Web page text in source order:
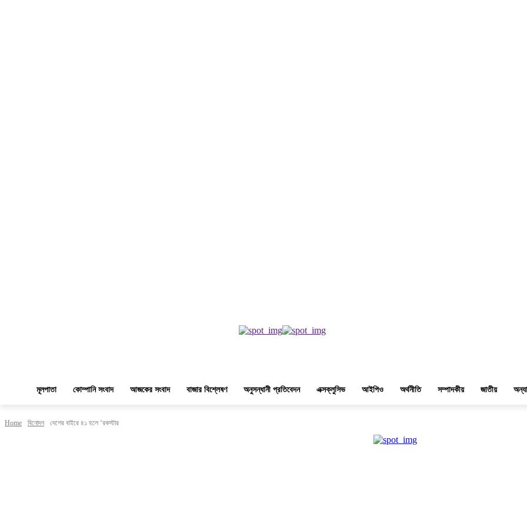
মূলপাতা কোম্পানি সংবাদ আজকের সংবাদ বাজার বিশ্লেষণ অনুসন্ধানী প্রতিবেদন এক্সক্লুসিভ আইপিও অর্থনীতি সম্পাদকীয় জাতীয়
Home বিনোদন দেশের বাইরে ৪১ হলে ‘রকস্টার